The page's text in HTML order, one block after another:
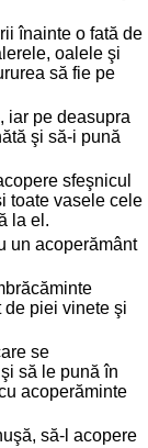
înainte o fată de
oalele şi
să fie pe
iar pe deasupra
şi să-i pună
sfeşnicul
toate vasele cele
la el.
un acoperământ
de piei vinete şi
se
să le pună în
acoperăminte
să-l acopere